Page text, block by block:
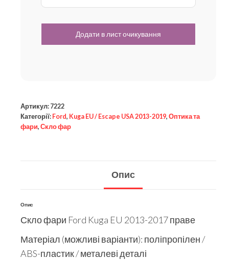
Артикул: 7222
Категорії: Ford, Kuga EU / Escape USA 2013-2019, Оптика та
фари, Скло фар
Опис
Опис
Скло фари Ford Kuga EU 2013-2017 праве
Матеріал (можливі варіанти): поліпропілен /
ABS-пластик / металеві деталі